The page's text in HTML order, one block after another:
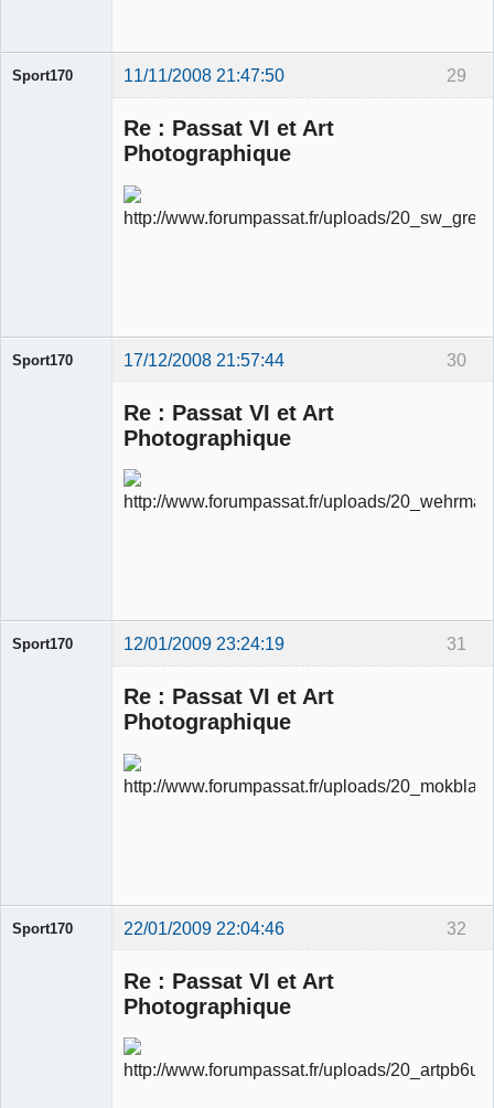
29
Sport170 11/11/2008 21:47:50
Re : Passat VI et Art
Photographique
30
Sport170 17/12/2008 21:57:44
Re : Passat VI et Art
Photographique
31
Sport170 12/01/2009 23:24:19
Re : Passat VI et Art
Photographique
32
Sport170 22/01/2009 22:04:46
Re : Passat VI et Art
Photographique